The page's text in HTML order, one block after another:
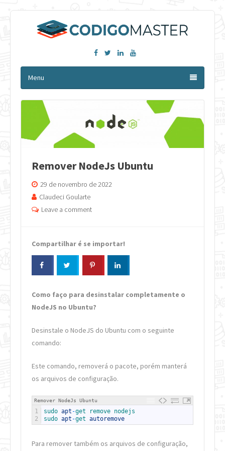
FacebookTwitterLinkedinYouTube
Menu
Remover NodeJs Ubuntu
29 de novembro de 2022
Claudeci Goularte
Leave a comment
Compartilhar é se importar!
Como faço para desinstalar completamente o
NodeJS no Ubuntu?
Desinstale o NodeJS do Ubuntu com o seguinte
comando:
Este comando, removerá o pacote, porém manterá
os arquivos de configuração.
Remover NodeJs Ubuntu
1
2
sudo apt -get remove nodejs
sudo apt -get autoremove
Para remover também os arquivos de configuração,